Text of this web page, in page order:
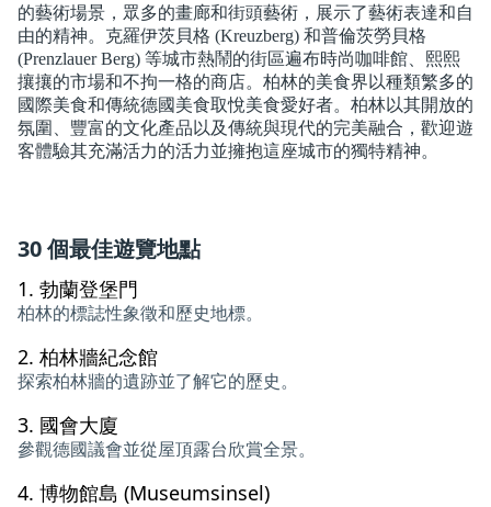
的藝術場景，眾多的畫廊和街頭藝術，展示了藝術表達和自
由的精神。克羅伊茨貝格 (Kreuzberg) 和普倫茨勞貝格
(Prenzlauer Berg) 等城市熱鬧的街區遍布時尚咖啡館、熙熙
攘攘的市場和不拘一格的商店。柏林的美食界以種類繁多的
國際美食和傳統德國美食取悅美食愛好者。柏林以其開放的
氛圍、豐富的文化產品以及傳統與現代的完美融合，歡迎遊
客體驗其充滿活力的活力並擁抱這座城市的獨特精神。
30 個最佳遊覽地點
1. 勃蘭登堡門
柏林的標誌性象徵和歷史地標。
2. 柏林牆紀念館
探索柏林牆的遺跡並了解它的歷史。
3. 國會大廈
參觀德國議會並從屋頂露台欣賞全景。
4. 博物館島 (Museumsinsel)